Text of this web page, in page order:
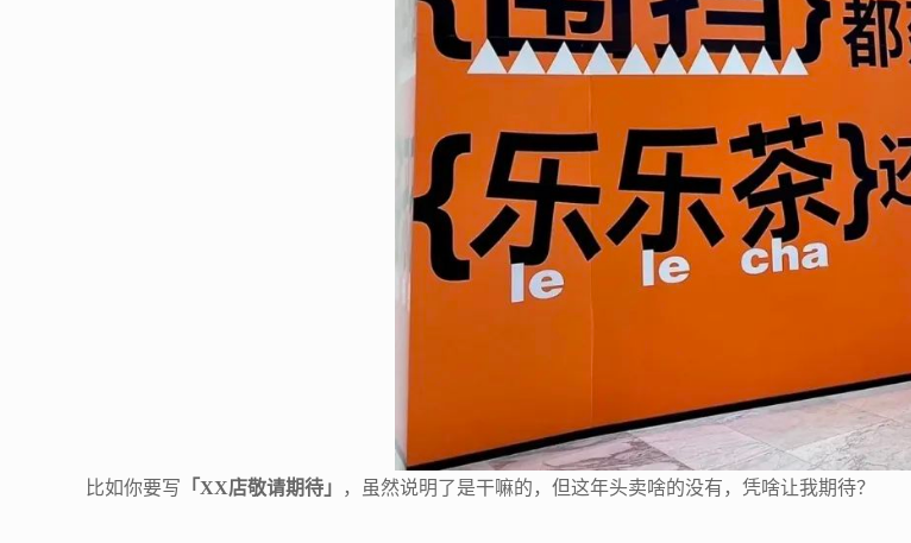
比如你要写 「XX店敬请期待」 ，虽然说明了是干嘛的，但这年头卖啥的没有，凭啥让我期待？